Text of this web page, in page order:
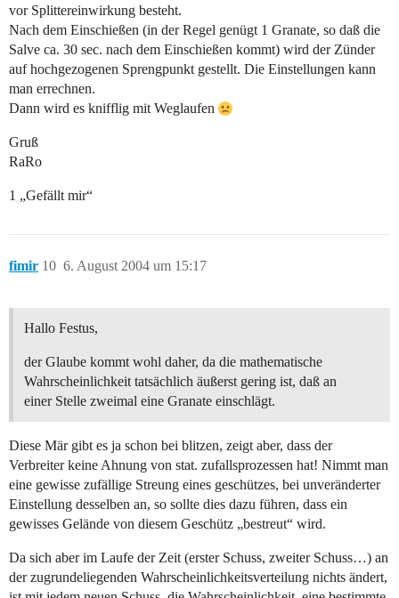
vor Splittereinwirkung besteht.
Nach dem Einschießen (in der Regel genügt 1 Granate, so daß die
Salve ca. 30 sec. nach dem Einschießen kommt) wird der Zünder
auf hochgezogenen Sprengpunkt gestellt. Die Einstellungen kann
man errechnen.
Dann wird es knifflig mit Weglaufen
Gruß
RaRo
1 „Gefällt mir“
fimir 6. August 2004 um 15:17
10
Hallo Festus,
der Glaube kommt wohl daher, da die mathematische
Wahrscheinlichkeit tatsächlich äußerst gering ist, daß an
einer Stelle zweimal eine Granate einschlägt.
Diese Mär gibt es ja schon bei blitzen, zeigt aber, dass der
Verbreiter keine Ahnung von stat. zufallsprozessen hat! Nimmt man
eine gewisse zufällige Streung eines geschützes, bei unveränderter
Einstellung desselben an, so sollte dies dazu führen, dass ein
gewisses Gelände von diesem Geschütz „bestreut“ wird.
Da sich aber im Laufe der Zeit (erster Schuss, zweiter Schuss…) an
der zugrundeliegenden Wahrscheinlichkeitsverteilung nichts ändert,